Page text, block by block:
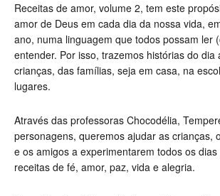
Receitas de amor, volume 2, tem este
amor de Deus em cada dia da nossa vida,
ano, numa linguagem que todos possam ler
entender. Por isso, trazemos histórias do dia
crianças, das famílias, seja em casa, na
lugares.
Através das professoras Chocodélia,
personagens, queremos ajudar as crianças,
e os amigos a experimentarem todos os
receitas de fé, amor, paz, vida e alegria.